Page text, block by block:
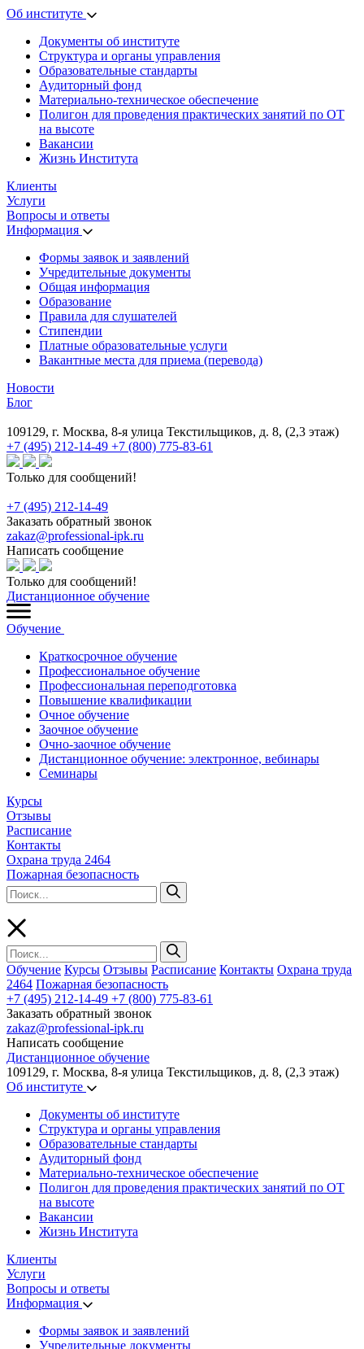
Об институте
Документы об институте
Структура и органы управления
Образовательные стандарты
Аудиторный фонд
Материально-техническое обеспечение
Полигон для проведения практических занятий по ОТ
на высоте
Вакансии
Жизнь Института
Клиенты
Услуги
Вопросы и ответы
Информация
Формы заявок и заявлений
Учредительные документы
Общая информация
Образование
Правила для слушателей
Стипендии
Платные образовательные услуги
Вакантные места для приема (перевода)
Новости
Блог
109129, г. Москва, 8-я улица Текстильщиков, д. 8, (2,3 этаж)
+7 (495) 212-14-49 +7 (800) 775-83-61
Только для сообщений!
+7 (495) 212-14-49
Заказать обратный звонок
zakaz@professional-ipk.ru
Написать сообщение
Только для сообщений!
Дистанционное обучение
Обучение
Краткосрочное обучение
Профессиональное обучение
Профессиональная переподготовка
Повышение квалификации
Очное обучение
Заочное обучение
Очно-заочное обучение
Дистанционное обучение: электронное, вебинары
Семинары
Курсы
Отзывы
Расписание
Контакты
Охрана труда 2464
Пожарная безопасность
Обучение Курсы Отзывы Расписание Контакты Охрана труда
2464 Пожарная безопасность
+7 (495) 212-14-49 +7 (800) 775-83-61
Заказать обратный звонок
zakaz@professional-ipk.ru
Написать сообщение
Дистанционное обучение
109129, г. Москва, 8-я улица Текстильщиков, д. 8, (2,3 этаж)
Об институте
Документы об институте
Структура и органы управления
Образовательные стандарты
Аудиторный фонд
Материально-техническое обеспечение
Полигон для проведения практических занятий по ОТ
на высоте
Вакансии
Жизнь Института
Клиенты
Услуги
Вопросы и ответы
Информация
Формы заявок и заявлений
Учредительные документы